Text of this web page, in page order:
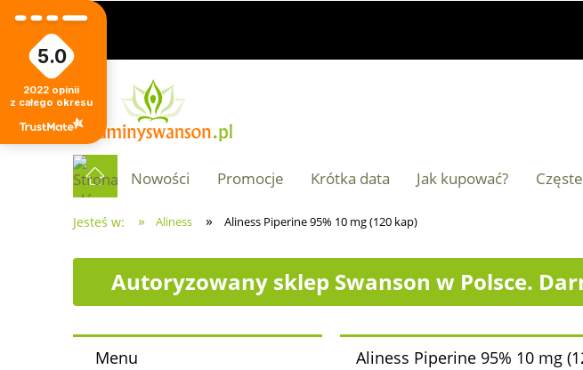
Nowości Promocje Krótka data Jak kupować?
Jesteś w: » Aliness » Aliness Piperine 95% 10 mg (120 kap)
Autoryzowany sklep Swanson w Polsce.
Menu Aliness Piperine 95% 10 mg
5.0
2022 opinii
z całego okresu